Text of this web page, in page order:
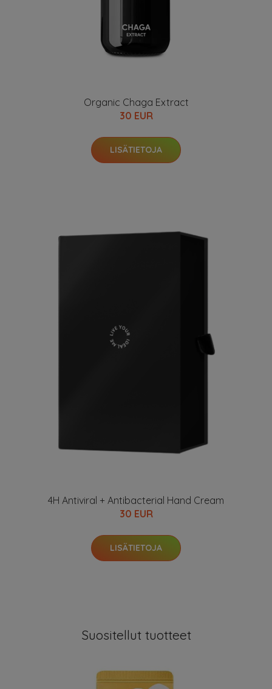
Organic Chaga Extract
30 EUR
LISÄTIETOJA
4H Antiviral + Antibacterial Hand Cream
30 EUR
LISÄTIETOJA
Suositellut tuotteet